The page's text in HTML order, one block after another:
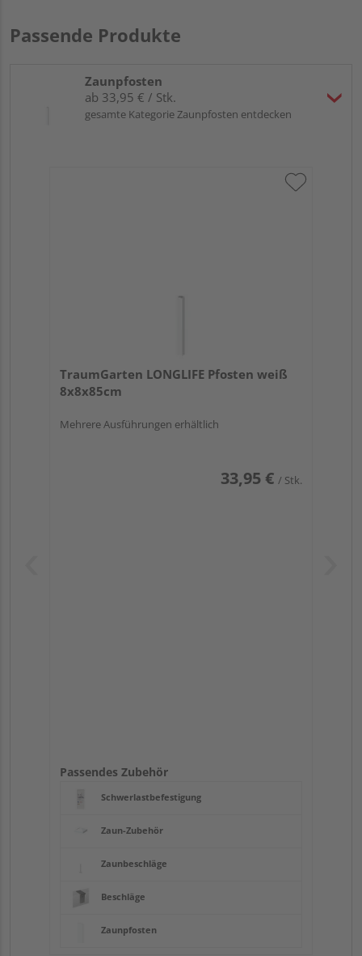
Passende Produkte
Zaunpfosten
ab 33,95 € / Stk.
gesamte Kategorie Zaunpfosten entdecken
TraumGarten LONGLIFE Pfosten weiß
8x8x85cm
Mehrere Ausführungen erhältlich
33,95 € / Stk.
Passendes Zubehör
Schwerlastbefestigung
Zaun-Zubehör
Zaunbeschläge
Beschläge
Zaunpfosten